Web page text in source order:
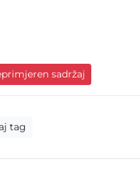
sadržaj
tag